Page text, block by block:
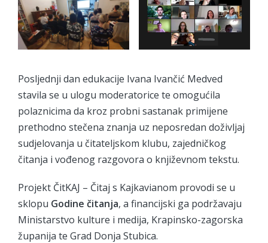
Posljednji dan edukacije Ivana Ivančić Medved
stavila se u ulogu moderatorice te omogućila
polaznicima da kroz probni sastanak primijene
prethodno stečena znanja uz neposredan doživljaj
sudjelovanja u čitateljskom klubu, zajedničkog
čitanja i vođenog razgovora o književnom tekstu.
Projekt ČitKAJ – Čitaj s Kajkavianom provodi se u
sklopu Godine čitanja, a financijski ga podržavaju
Ministarstvo kulture i medija, Krapinsko-zagorska
županija te Grad Donja Stubica.